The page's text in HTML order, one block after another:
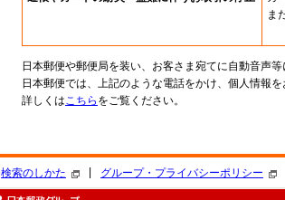
ま
日本郵便や郵便局を装い、お客さま宛てに自動音声
日本郵便では、上記のような電話をかけ、個人情報を
詳しくはこちら をご覧ください。
検索のしかた グループ・プライバシーポリシー